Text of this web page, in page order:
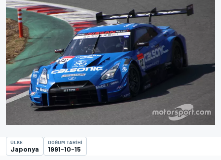
ÜLKE
Japonya
DOĞUM TARIHI
1991-10-15